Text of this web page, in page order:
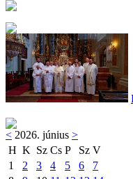
< 2026. június >
H K Sz Cs P Sz V
1
2 3 4 5 6
7